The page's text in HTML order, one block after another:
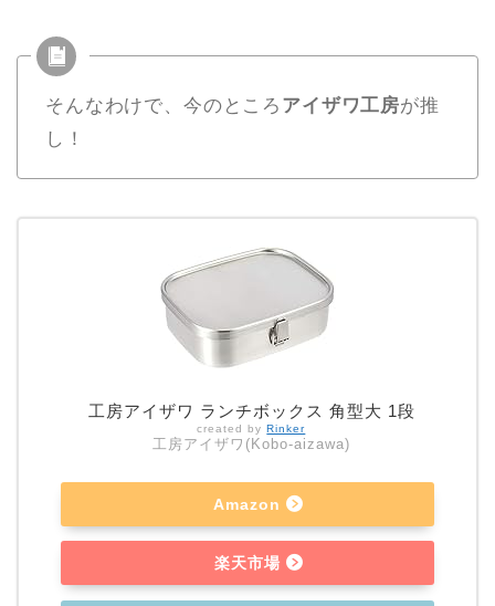
そんなわけで、今のところ アイザワ工房が推
し！
工房アイザワ ランチボックス 角型大 1段
created by Rinker
工房アイザワ(Kobo-aizawa)
Amazon
楽天市場